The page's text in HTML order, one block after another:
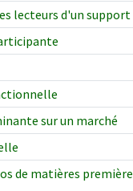
lecteurs d'un support
sur un marché
de matières